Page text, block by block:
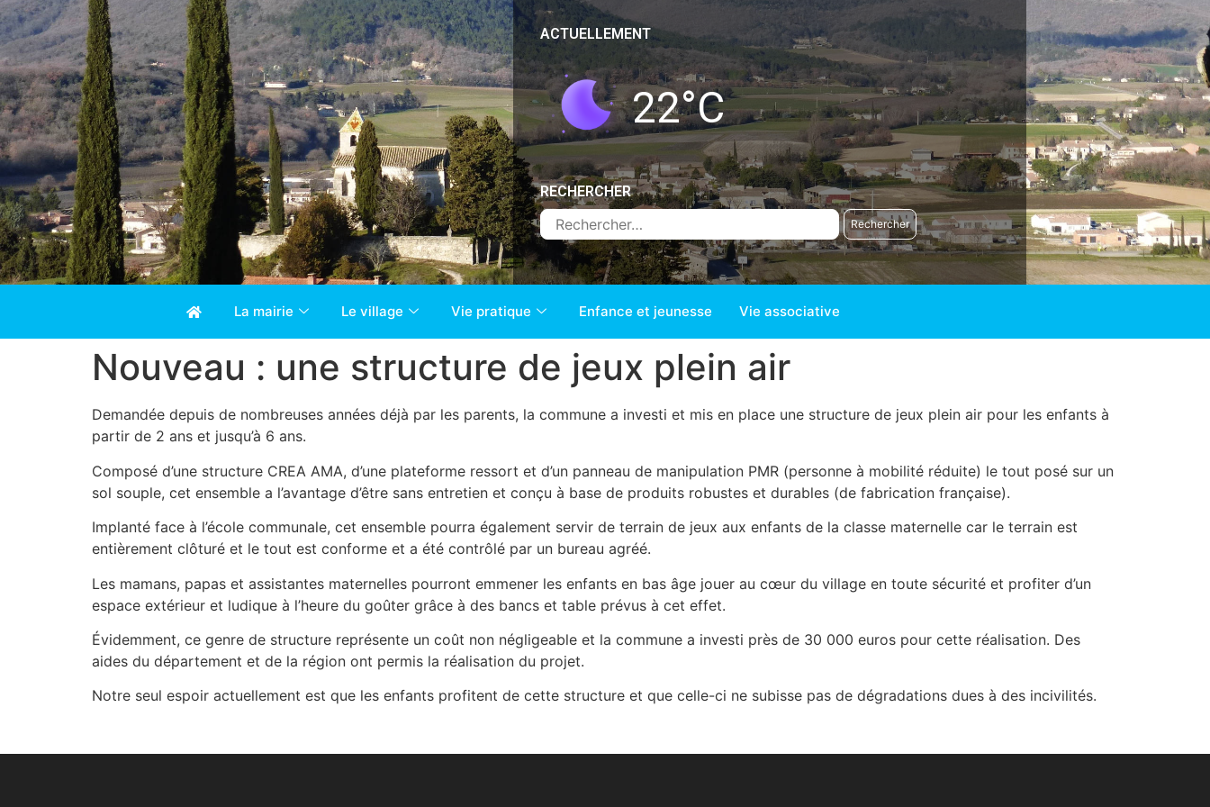
ACTUELLEMENT
22°C
RECHERCHER
La mairie Le village Vie pratique Enfance et jeunesse Vie associative
Nouveau : une structure de jeux plein air
Demandée depuis de nombreuses années déjà par les parents, la commune a investi et mis en place une structure de jeux plein air pour les enfants à
partir de 2 ans et jusqu’à 6 ans.
Composé d’une structure CREA AMA, d’une plateforme ressort et d’un panneau de manipulation PMR (personne à mobilité réduite) le tout posé sur un
sol souple, cet ensemble a l’avantage d’être sans entretien et conçu à base de produits robustes et durables (de fabrication française).
Implanté face à l’école communale, cet ensemble pourra également servir de terrain de jeux aux enfants de la classe maternelle car le terrain est
entièrement clôturé et le tout est conforme et a été contrôlé par un bureau agréé.
Les mamans, papas et assistantes maternelles pourront emmener les enfants en bas âge jouer au cœur du village en toute sécurité et profiter d’un
espace extérieur et ludique à l’heure du goûter grâce à des bancs et table prévus à cet effet.
Évidemment, ce genre de structure représente un coût non négligeable et la commune a investi près de 30 000 euros pour cette réalisation. Des
aides du département et de la région ont permis la réalisation du projet.
Notre seul espoir actuellement est que les enfants profitent de cette structure et que celle-ci ne subisse pas de dégradations dues à des incivilités.